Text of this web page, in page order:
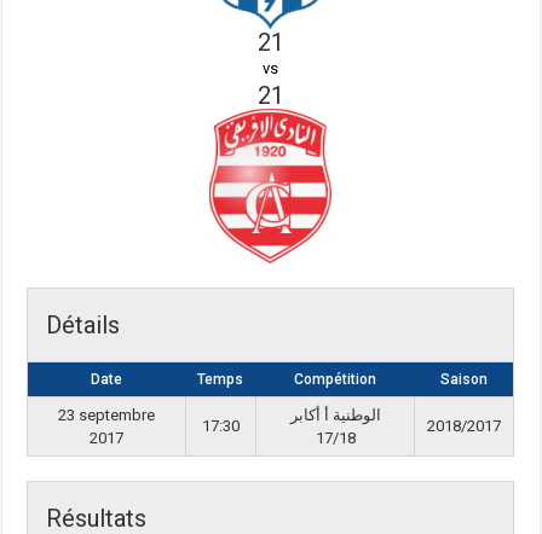
21
vs
21
Détails
Date Temps Compétition Saison
23 septembre
2017
17:30
الوطنية أ أكابر
17/18
2018/2017
Résultats